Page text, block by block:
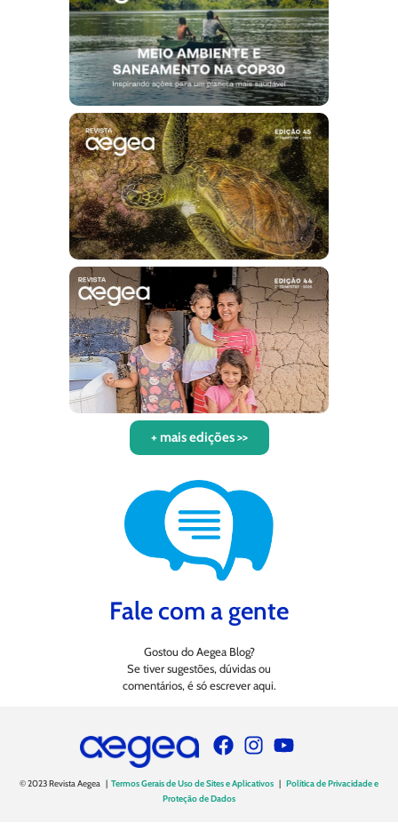
+ mais edições >>
Fale com a gente
Gostou do Aegea Blog?
Se tiver sugestões, dúvidas ou
comentários, é só escrever aqui.
© 2023 Revista Aegea | Termos Gerais de Uso de Sites e Aplicativos | Política de Privacidade e
Proteção de Dados